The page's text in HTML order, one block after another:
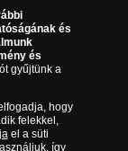
és
és
gyűjtünk a
hogy
felekkel,
el a süti
így